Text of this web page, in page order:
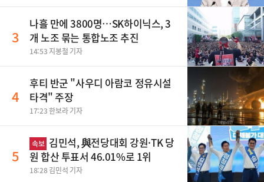
3
나흘 만에 3800명…SK하이닉스, 3
개 노조 묶는 통합노조 추진
14:53 지봉철 기자
4
후티 반군 "사우디 아람코 정유시설
타격" 주장
17:23 한보라 기자
5
속보 김민석, 與전당대회 강원·TK 당
원 합산 투표서 46.01%로 1위
18:28 김민석 기자